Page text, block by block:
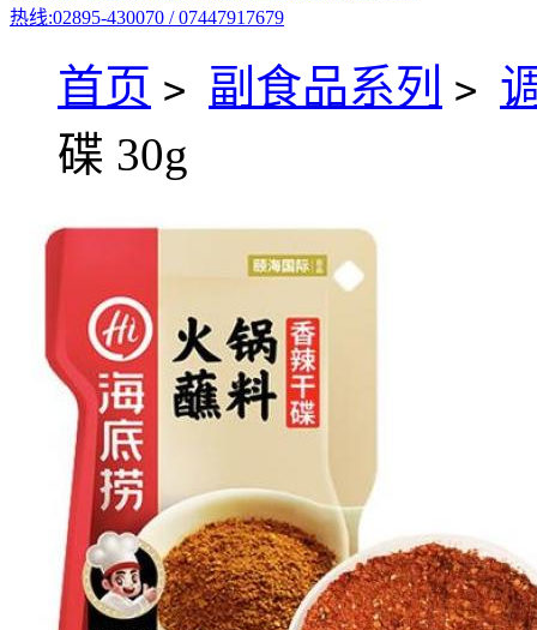
热线:02895-430070 / 07447917679
首页 > 副食品系列 >
碟 30g